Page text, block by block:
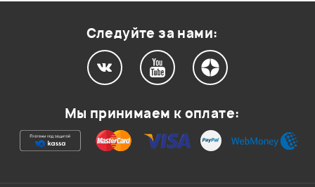
Ваша оценка:
Следуйте за нами:
Мы принимаем к оплате: